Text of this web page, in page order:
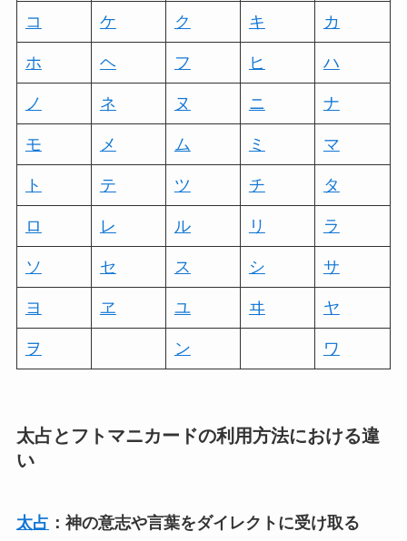
コ ケ ク キ カ
ホ ヘ フ ヒ ハ
ノ ネ ヌ ニ ナ
モ メ ム ミ マ
ト テ ツ チ タ
ロ レ ル リ ラ
ソ セ ス シ サ
ヨ ヱ ユ ヰ ヤ
ヲ ン ワ
太占とフトマニカードの利用方法における違
い
太占 ：神の意志や言葉をダイレクトに受け取る